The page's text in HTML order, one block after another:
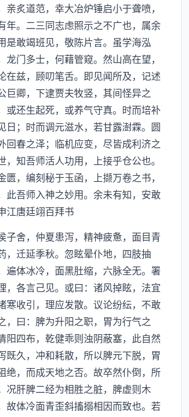
亲炙道范，幸大冶炉锤启小于聋喷，
年。二三同志虑照示之不广也，属余
是敢竭班见，敬陈片言。虽学海泓
龙门多士，何藉管窥。然山高在望，
在兹，顾叨笔舌。即见闻所及，记述
巨卿，下逮贾夫牧竖，其间怪异之
或还生起死，或养气守真。时而培补
日；时而调元滋水，若甘露澍霖。圆
回春之泽；临机应变，尽皆成利济之
，知吾师活人功用，上接乎仓公也。
匮，编刻秘于玉函，上撷万卷之书，
此吾师入神之妙用。余未有知，安敢
江唐廷翊百拜书
舍，仲夏患泻，精神疲惫，面目青
，迁延季秋。忽眩晕仆地，四肢抽
遍体冰冷，面黑肚缩，六脉全无。署
，各言己见。或曰：诸风掉眩，法宜
寒收引，理应发散。议论纷纭，不敢
，曰：脾为升阳之职，胃为行气之
阳四布，乾健乖则浊阴蔽塞，此自然
既久，冲和耗散，所以脾元下脱，胃
绝，而成天地之否。故卒然仆倒，所
况肝脾二经为相胜之脏，脾虚则木
故体冷面青歪斜搐搦相因而致也。若